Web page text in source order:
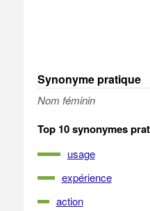
Synonyme pratique
Nom féminin
Top 10 synonymes
usage
expérience
action